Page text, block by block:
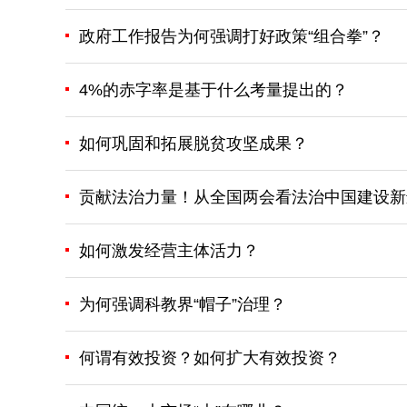
政府工作报告为何强调打好政策“组合拳”？
4%的赤字率是基于什么考量提出的？
如何巩固和拓展脱贫攻坚成果？
贡献法治力量！从全国两会看法治中国建设
如何激发经营主体活力？
为何强调科教界“帽子”治理？
何谓有效投资？如何扩大有效投资？